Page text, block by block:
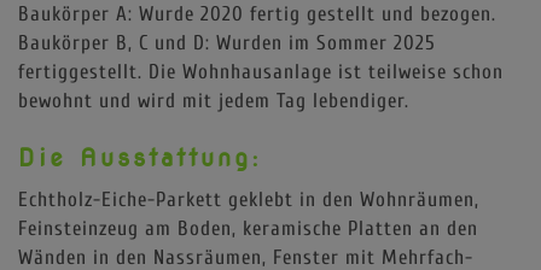
Baukörper A: Wurde 2020 fertig gestellt und bezogen.
Baukörper B, C und D: Wurden im Sommer 2025
fertiggestellt. Die Wohnhausanlage ist teilweise schon
bewohnt und wird mit jedem Tag lebendiger.
Die Ausstattung:
Echtholz-Eiche-Parkett geklebt in den Wohnräumen,
Feinsteinzeug am Boden, keramische Platten an den
Wänden in den Nassräumen, Fenster mit Mehrfach-